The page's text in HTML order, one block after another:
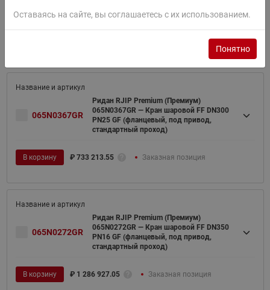
стандартный проход)
065N0367GR
Ридан RJIP Premium (Премиум)
065N0367GR — Кран шаровой FF DN300
PN25 GF (фланцевый, под привод,
стандартный проход)
В корзину ₽ 733 213.55 Заказная позиция
065N0272GR
Ридан RJIP Premium (Премиум)
065N0272GR — Кран шаровой FF DN350
PN16 GF (фланцевый, под привод,
стандартный проход)
В корзину ₽ 1 286 927.05 Заказная позиция
Оставаясь на сайте, вы соглашаетесь с их использованием.
Понятно